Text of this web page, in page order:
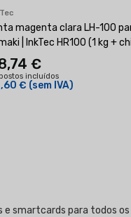
magenta clara LH-100
| InkTec HR100 (1 kg +
€
incluídos
€ (sem IVA)
e smartcards para todos